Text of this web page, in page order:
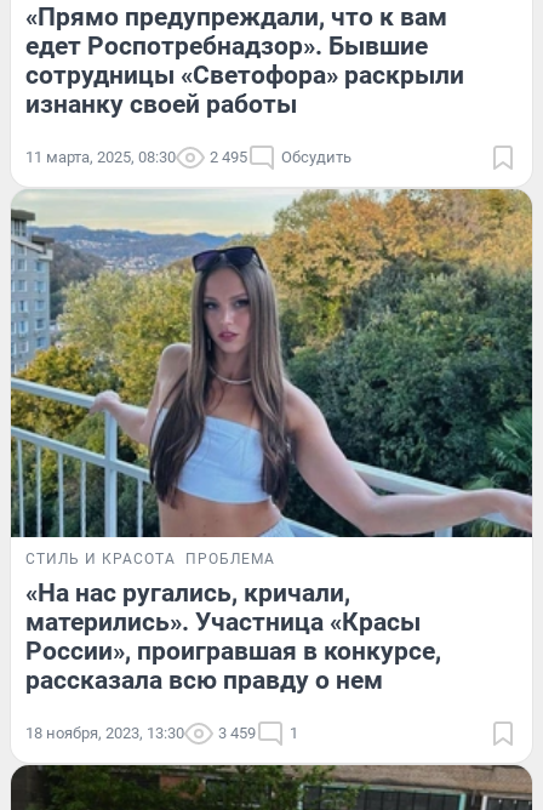
«Прямо предупреждали, что к вам
едет Роспотребнадзор». Бывшие
сотрудницы «Светофора» раскрыли
изнанку своей работы
11 марта, 2025, 08:30 2 495 Обсудить
СТИЛЬ И КРАСОТА ПРОБЛЕМА
«На нас ругались, кричали,
матерились». Участница «Красы
России», проигравшая в конкурсе,
рассказала всю правду о нем
18 ноября, 2023, 13:30 3 459 1